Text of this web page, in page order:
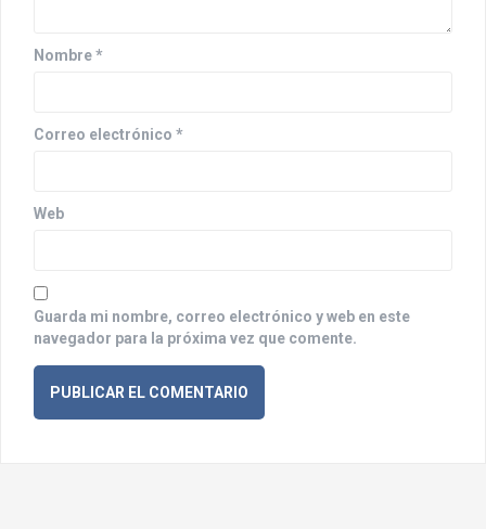
n
r
d
s
Nombre*
Correo electrónico *
Web
Guarda mi nombre, correo electrónico y web en este
navegador para la próxima vez que comente.